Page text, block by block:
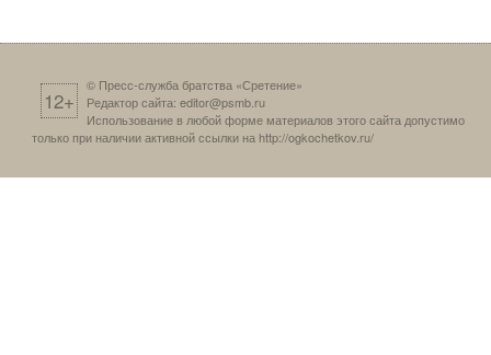
12+
© Пресс-служба братства «Сретение»
Редактор сайта: editor@psmb.ru
Использование в любой форме материалов этого сайта допустимо
только при наличии активной ссылки на http://ogkochetkov.ru/